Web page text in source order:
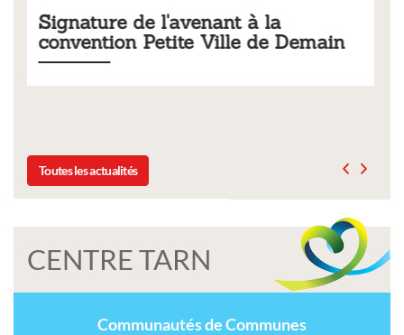
à la
Ville de Demain
Tarifs 2026 des
municipaux
Toutes les actualités
CENTRE TARN
Communautés de Communes